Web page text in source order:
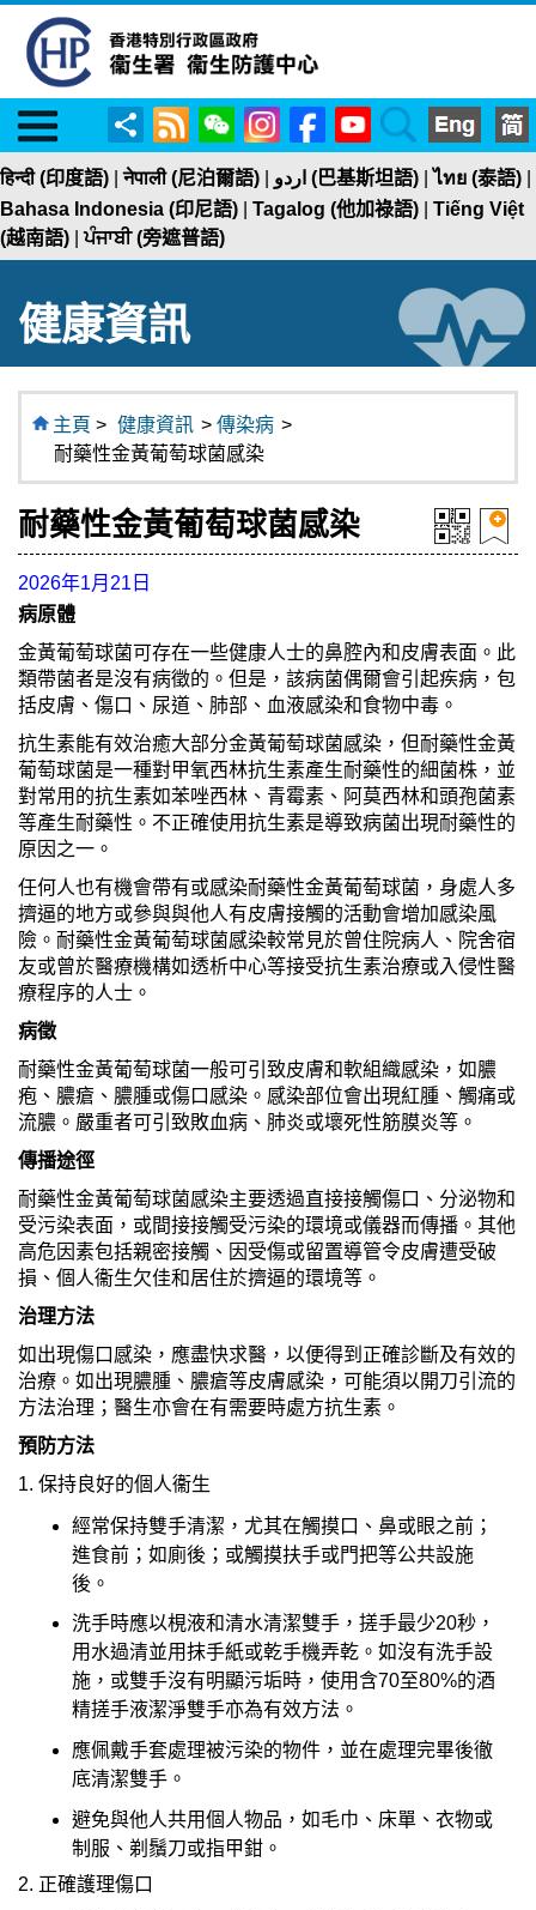
Menu
分
享
RSS WeChatInstagramFacebookYouTubeSearch
हिन्दी (印度語) |नेपाली (尼泊爾語) اردو (巴基斯坦語) |ไทย (泰語)
Bahasa Indonesia (印尼語)
Tagalog (他加祿語)
Tiếng Việt
(越南語) |ਪੰਜਾਬੀ (旁遮普語)
健康資訊
主頁 > 健康資訊 > 傳染病 >
耐藥性金黃葡萄球菌感染
耐藥性金黃葡萄球菌感染
2026年1月21日
病原體
金黃葡萄球菌可存在一些健康人士的鼻腔內和皮膚表面。此
類帶菌者是沒有病徵的。但是，該病菌偶爾會引起疾病，包
括皮膚、傷口、尿道、肺部、血液感染和食物中毒。
抗生素能有效治癒大部分金黃葡萄球菌感染，但耐藥性金黃
葡萄球菌是一種對甲氧西林抗生素產生耐藥性的細菌株，並
對常用的抗生素如苯唑西林、青霉素、阿莫西林和頭孢菌素
等產生耐藥性。不正確使用抗生素是導致病菌出現耐藥性的
原因之一。
任何人也有機會帶有或感染耐藥性金黃葡萄球菌，身處人多
擠逼的地方或參與與他人有皮膚接觸的活動會增加感染風
險。耐藥性金黃葡萄球菌感染較常見於曾住院病人、院舍宿
友或曾於醫療機構如透析中心等接受抗生素治療或入侵性醫
療程序的人士。
病徵
耐藥性金黃葡萄球菌一般可引致皮膚和軟組織感染，如膿
疱、膿瘡、膿腫或傷口感染。感染部位會出現紅腫、觸痛或
流膿。嚴重者可引致敗血病、肺炎或壞死性筋膜炎等。
傳播途徑
耐藥性金黃葡萄球菌感染主要透過直接接觸傷口、分泌物和
受污染表面，或間接接觸受污染的環境或儀器而傳播。其他
高危因素包括親密接觸、因受傷或留置導管令皮膚遭受破
損、個人衞生欠佳和居住於擠逼的環境等。
治理方法
如出現傷口感染，應盡快求醫，以便得到正確診斷及有效的
治療。如出現膿腫、膿瘡等皮膚感染，可能須以開刀引流的
方法治理；醫生亦會在有需要時處方抗生素。
預防方法
1. 保持良好的個人衞生
經常保持雙手清潔，尤其在觸摸口、鼻或眼之前；
進食前；如廁後；或觸摸扶手或門把等公共設施
後。
洗手時應以梘液和清水清潔雙手，搓手最少20秒，
用水過清並用抹手紙或乾手機弄乾。如沒有洗手設
施，或雙手沒有明顯污垢時，使用含70至80%的酒
精搓手液潔淨雙手亦為有效方法。
應佩戴手套處理被污染的物件，並在處理完畢後徹
底清潔雙手。
避免與他人共用個人物品，如毛巾、床單、衣物或
制服、剃鬚刀或指甲鉗。
2. 正確護理傷口